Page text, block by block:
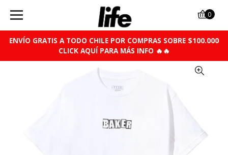
ENVÍO GRATIS A TODO CHILE POR COMPRAS SOBRE $100.000
CLICK AQUÍ PARA MÁS INFO 🔥🔥
0